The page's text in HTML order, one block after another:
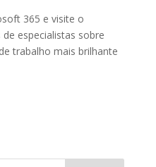
365 e visite o
especialistas sobre
trabalho mais brilhante